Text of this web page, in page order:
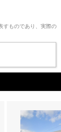
すものであり、実際の